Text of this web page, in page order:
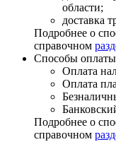
области;
доставка
Подробнее о
справочном
Способы
Оплата
Оплата
Подробнее о
справочном